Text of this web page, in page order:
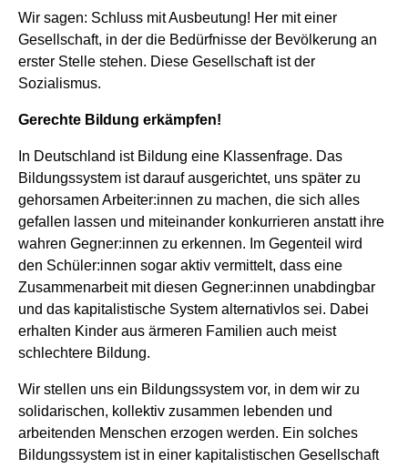
Wir sagen: Schluss mit Ausbeutung! Her mit einer
Gesellschaft, in der die Bedürfnisse der Bevölkerung an
erster Stelle stehen. Diese Gesellschaft ist der
Sozialismus.
Gerechte Bildung erkämpfen!
In Deutschland ist Bildung eine Klassenfrage. Das
Bildungssystem ist darauf ausgerichtet, uns später zu
gehorsamen Arbeiter:innen zu machen, die sich alles
gefallen lassen und miteinander konkurrieren anstatt ihre
wahren Gegner:innen zu erkennen. Im Gegenteil wird
den Schüler:innen sogar aktiv vermittelt, dass eine
Zusammenarbeit mit diesen Gegner:innen unabdingbar
und das kapitalistische System alternativlos sei. Dabei
erhalten Kinder aus ärmeren Familien auch meist
schlechtere Bildung.
Wir stellen uns ein Bildungssystem vor, in dem wir zu
solidarischen, kollektiv zusammen lebenden und
arbeitenden Menschen erzogen werden. Ein solches
Bildungssystem ist in einer kapitalistischen Gesellschaft